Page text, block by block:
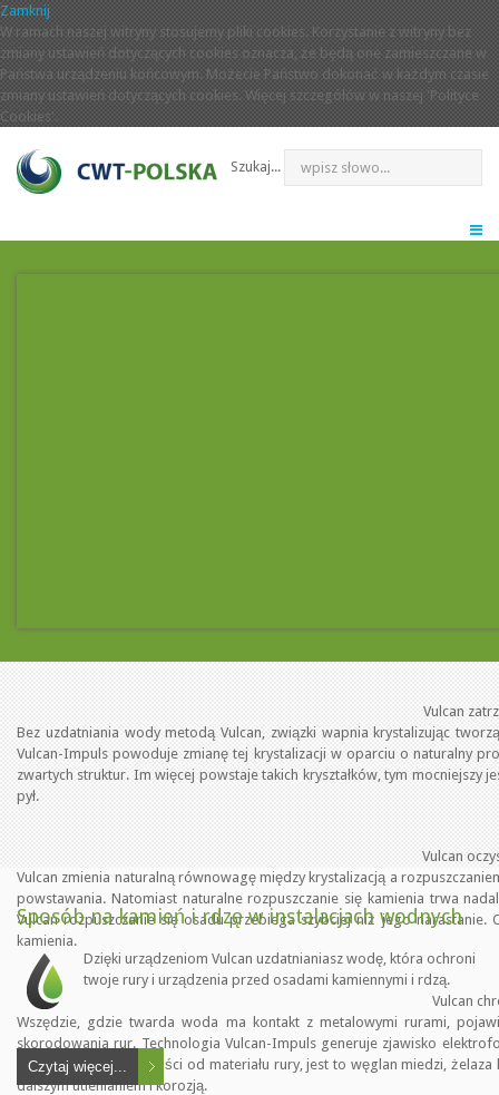
Zamknij
W ramach naszej witryny stosujemy pliki cookies. Korzystanie z witryny bez
zmiany ustawień dotyczących cookies oznacza, że będą one zamieszczane w
Państwa urządzeniu końcowym. Możecie Państwo dokonać w każdym czasie
zmiany ustawień dotyczących cookies. Więcej szczegółów w naszej 'Polityce
Cookies'.
Szukaj...
Vulcan
Bez uzdatniania wody metodą Vulcan, związki wapnia krystalizując
Vulcan-Impuls powoduje zmianę tej krystalizacji w oparciu o naturalny
zwartych struktur. Im więcej powstaje takich kryształków, tym mocniejszy
pył.
Vulcan
Vulcan zmienia naturalną równowagę między krystalizacją a
powstawania. Natomiast naturalne rozpuszczanie się kamienia trwa
Vulcan rozpuszczanie się osadu przebiega szybciej niż jego
kamienia.
Vulcan
Wszędzie, gdzie twarda woda ma kontakt z metalowymi rurami,
skorodowania rur. Technologia Vulcan-Impuls generuje zjawisko
węglanowa. W zależności od materiału rury, jest to węglan miedzi,
dalszym utlenianiem i korozją.
Sposób na kamień i rdzę w instalacjach wodnych
Dzięki urządzeniom Vulcan uzdatnianiasz wodę, która ochroni
twoje rury i urządzenia przed osadami kamiennymi i rdzą.
Czytaj więcej...